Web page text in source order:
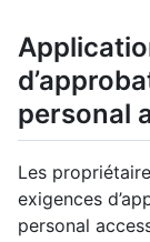
personal
Les
exigences
personal